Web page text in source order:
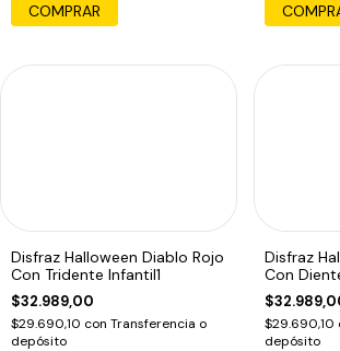
COMPRAR
Disfraz Halloween Diablo Rojo
Con Tridente Infantil1
$32.989,00
$29.690,10 con Transferencia o
depósito
Disfraz
Con
$29.690,10
depósito